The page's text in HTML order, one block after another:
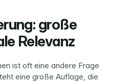
große
Relevanz
ist oft eine andere Frage
eine große Auflage, die